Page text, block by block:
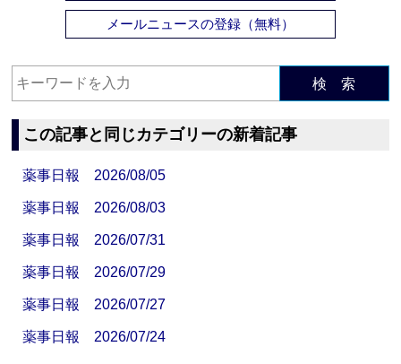
メールニュースの登録（無料）
検 索
この記事と同じカテゴリーの新着記事
薬事日報 2026/08/05
薬事日報 2026/08/03
薬事日報 2026/07/31
薬事日報 2026/07/29
薬事日報 2026/07/27
薬事日報 2026/07/24